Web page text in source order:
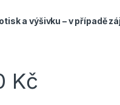
a výšivku – v případě
Kč